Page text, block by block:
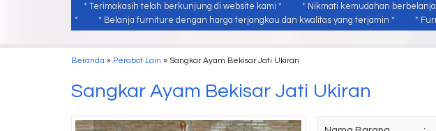
* Terimakasih telah berkunjung di website kami * * Nikmati kemudahan
*
* Belanja furniture dengan harga terjangkau dan kwalitas yang terjamin * *
Beranda » Perabot Lain » Sangkar Ayam Bekisar Jati Ukiran
Sangkar Ayam Bekisar Jati Ukiran